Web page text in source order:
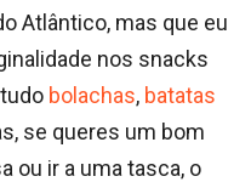
Atlântico, mas que eu
nos snacks
bolachas, batatas
se queres um bom
ou ir a uma tasca, o